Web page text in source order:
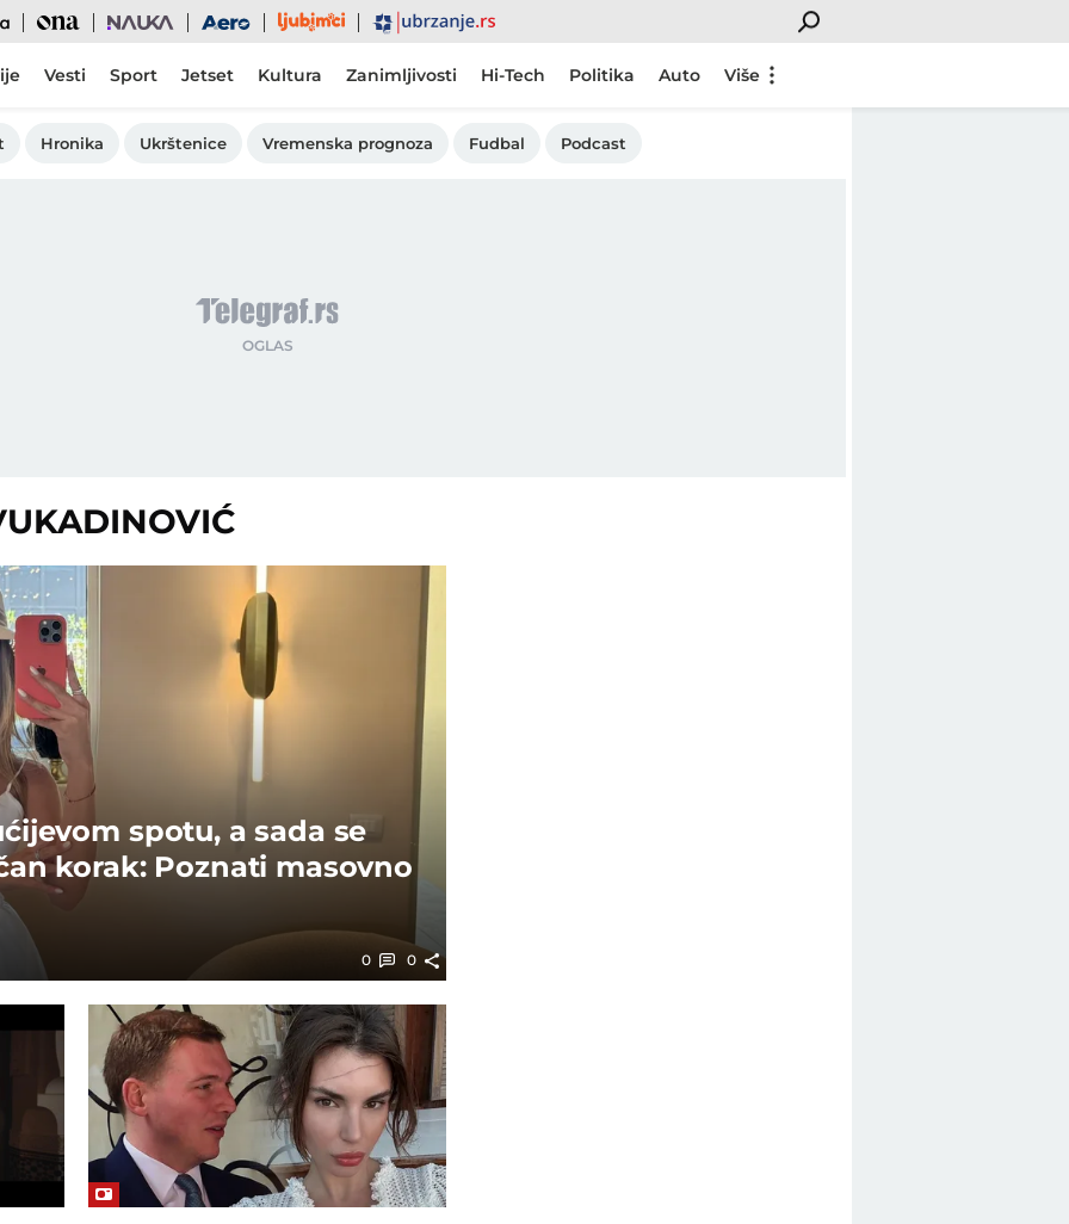
Ona Nauka Aero Ljubimci Ubrzanje
Vesti Sport Jetset Kultura Zanimljivosti Hi-Tech Politika Auto Više
Hronika Ukrštenice Vremenska prognoza Fudbal Podcast
spotu, a sada se
korak: Poznati masovno
0 0